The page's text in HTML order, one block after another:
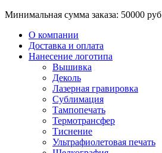
Минимальная сумма заказа: 50000 руб
О компании
Доставка и оплата
Нанесение логотипа
Вышивка
Деколь
Лазерная гравировка
Сублимация
Тампопечать
Термотрансфер
Тиснение
Ультрафиолетовая печать